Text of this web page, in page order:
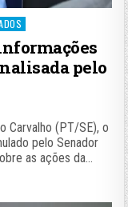
pelo
Carvalho (PT/SE), o
pelo Senador
as ações da…